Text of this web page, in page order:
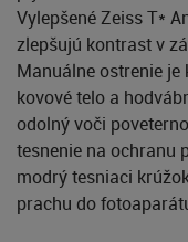
Vylepšené Zeiss T*
zlepšujú kontrast v
Manuálne ostrenie
kovové telo a
odolný voči
tesnenie na ochranu
modrý tesniaci
prachu do